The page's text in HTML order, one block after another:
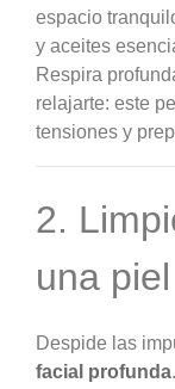
espacio
y aceites
Respira
relajarte: este
tensiones y
2.
una
Despide las
facial profunda